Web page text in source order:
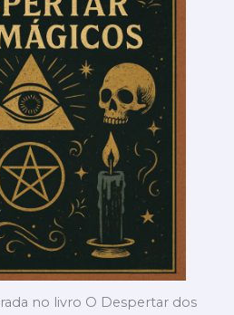
no livro O Despertar dos